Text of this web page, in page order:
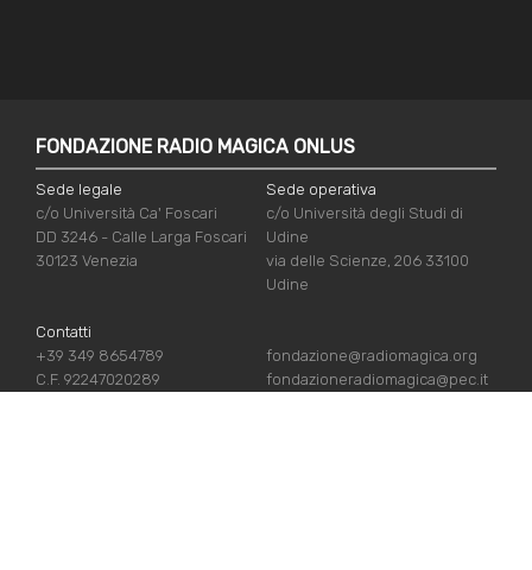
FONDAZIONE RADIO MAGICA ONLUS
Sede legale
c/o Università Ca' Foscari
DD 3246 - Calle Larga Foscari
30123 Venezia
Sede operativa
c/o Università degli Studi di
Udine
via delle Scienze, 206 33100
Udine
Contatti
+39 349 8654789
C.F. 92247020289
fondazione@radiomagica.org
fondazioneradiomagica@pec.it